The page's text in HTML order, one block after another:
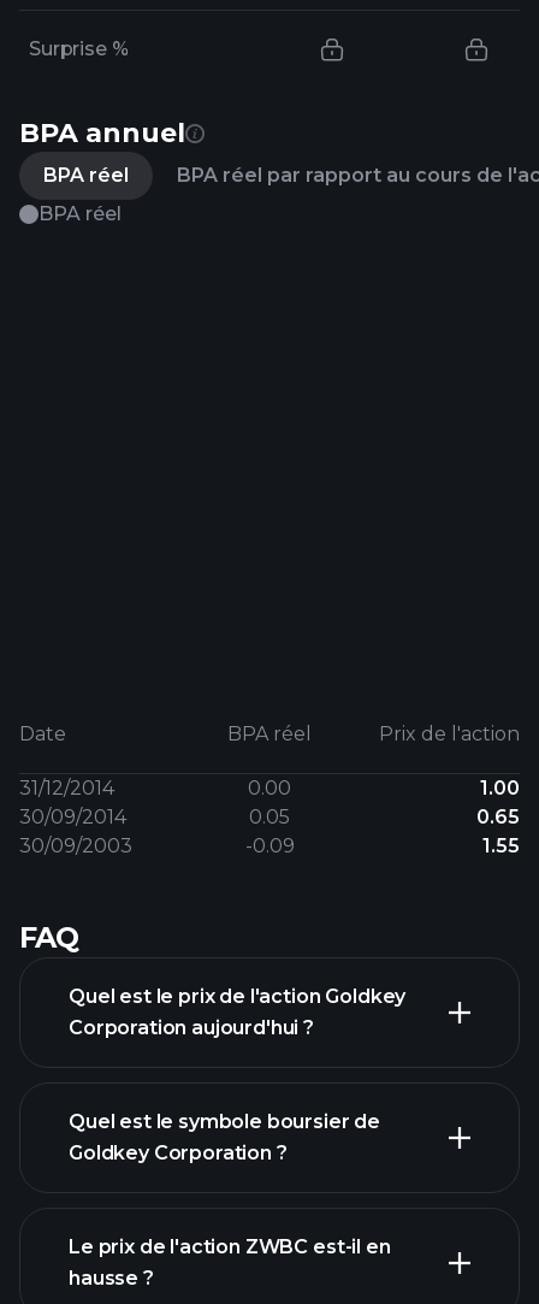
Surprise %
BPA annuel
BPA réel
BPA réel par rapport au cours de
BPA réel
Date BPA réel Prix ​​de l'action
31/12/2014 0.00
1.00
30/09/2014
0.05
0.65
30/09/2003
-0.09 1.55
FAQ
Quel est le prix de l'action Goldkey
Corporation aujourd'hui ?
graphique avancé
Quel est le symbole boursier de
Goldkey Corporation ?
Le prix de l'action ZWBC est-il en
hausse ?